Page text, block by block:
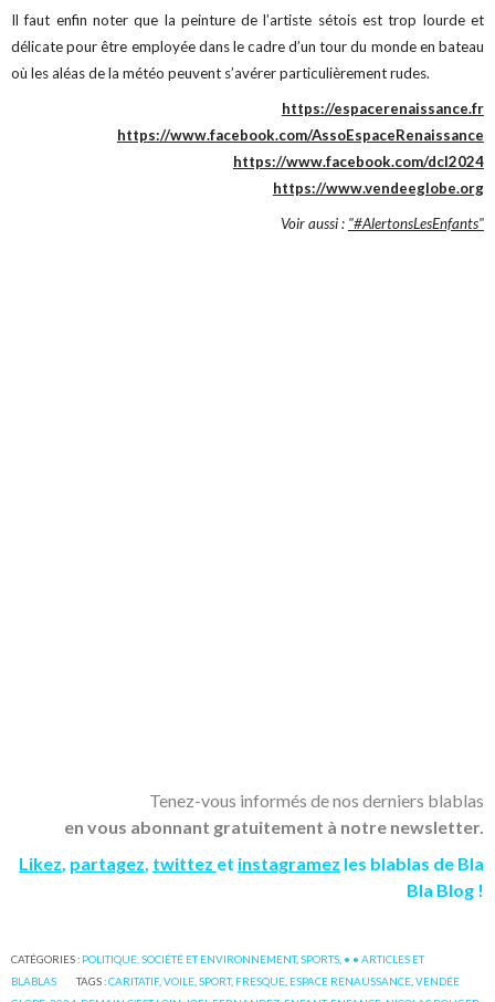
Il faut enfin noter que la peinture de l’artiste sétois est trop lourde et
délicate pour être employée dans le cadre d’un tour du monde en bateau
où les aléas de la météo peuvent s’avérer particulièrement rudes.
https://espacerenaissance.fr
https://www.facebook.com/AssoEspaceRenaissance
https://www.facebook.com/dcl2024
https://www.vendeeglobe.org
Voir aussi : "#AlertonsLesEnfants"
Tenez-vous informés de nos derniers blablas
en vous abonnant gratuitement à notre newsletter.
Likez partagez twittez et instagramez les blablas de Bla
Bla Blog !
CATÉGORIES : POLITIQUE, SOCIÉTÉ ET ENVIRONNEMENT,SPORTS • • ARTICLES ET
BLABLAS
TAGS :CARITATIF,VOILE ,SPORT, FRESQUE ESPACE RENAUSSANCE ,VENDÉE